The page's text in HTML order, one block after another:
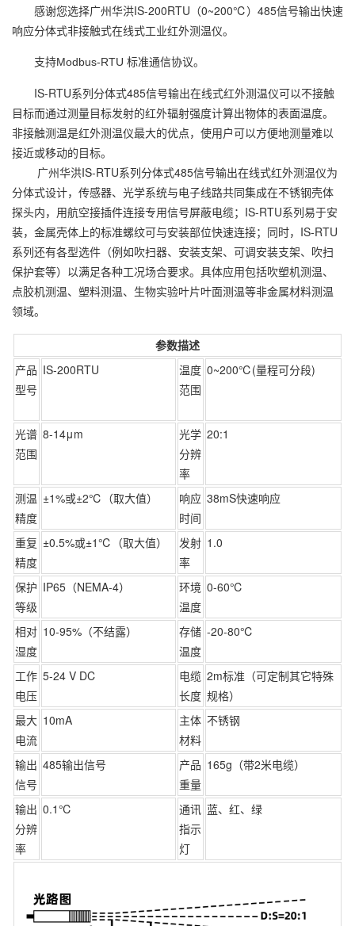
感谢您选择广州华洪IS-200RTU（0~200℃）485信号输出快速
响应分体式非接触式在线式工业红外测温仪。
支持Modbus-RTU 标准通信协议。
IS-RTU系列分体式485信号输出在线式红外测温仪可以不接触
目标而通过测量目标发射的红外辐射强度计算出物体的表面温度。
非接触测温是红外测温仪最大的优点，使用户可以方便地测量难以
接近或移动的目标。
广州华洪IS-RTU系列分体式485信号输出在线式红外测温仪为
分体式设计，传感器、光学系统与电子线路共同集成在不锈钢壳体
探头内，用航空接插件连接专用信号屏蔽电缆；IS-RTU系列易于安
装，金属壳体上的标准螺纹可与安装部位快速连接；同时，IS-RTU
系列还有各型选件（例如吹扫器、安装支架、可调安装支架、吹扫
保护套等）以满足各种工况场合要求。具体应用包括吹塑机测温、
点胶机测温、塑料测温、生物实验叶片叶面测温等非金属材料测温
领域。
参数描述
产品
型号
IS-200RTU
温度
范围
0~200℃(量程可分段)
光谱
范围
8-14μm
光学
分辨
率
20:1
测温
精度
±1%或±2℃（取大值）
响应
时间
38mS快速响应
重复
精度
±0.5%或±1℃（取大值）
发射
率
1.0
保护
等级
IP65（NEMA-4）
环境
温度
0-60℃
相对
湿度
10-95%（不结露）
存储
温度
-20-80℃
工作
电压
5-24 V DC
电缆
长度
2m标准（可定制其它特殊
规格）
最大
电流
10mA
主体
材料
不锈钢
输出
信号
485输出信号
产品
重量
165g（带2米电缆）
输出
分辨
率
0.1℃
通讯
指示
灯
蓝、红、绿